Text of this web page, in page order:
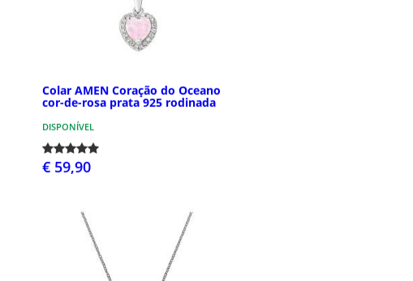
Colar AMEN Coração do Oceano
cor-de-rosa prata 925 rodinada
DISPONÍVEL
€ 59,90